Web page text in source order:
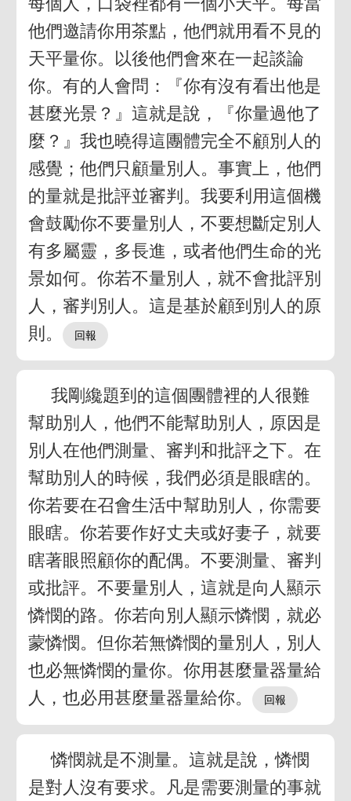
他們邀請你用茶點，他們就用看不見的
天平量你。以後他們會來在一起談論
你。有的人會問：『你有沒有看出他是
甚麼光景？』這就是說，『你量過他了
麼？』我也曉得這團體完全不顧別人的
感覺；他們只顧量別人。事實上，他們
的量就是批評並審判。我要利用這個機
會鼓勵你不要量別人，不要想斷定別人
有多屬靈，多長進，或者他們生命的光
景如何。你若不量別人，就不會批評別
人，審判別人。這是基於顧到別人的原
則。
我剛纔題到的這個團體裡的人很難
幫助別人，他們不能幫助別人，原因是
別人在他們測量、審判和批評之下。在
幫助別人的時候，我們必須是眼瞎的。
你若要在召會生活中幫助別人，你需要
眼瞎。你若要作好丈夫或好妻子，就要
瞎著眼照顧你的配偶。不要測量、審判
或批評。不要量別人，這就是向人顯示
憐憫的路。你若向別人顯示憐憫，就必
蒙憐憫。但你若無憐憫的量別人，別人
也必無憐憫的量你。你用甚麼量器量給
人，也必用甚麼量器量給你。
憐憫就是不測量。這就是說，憐憫
是對人沒有要求。凡是需要測量的事就